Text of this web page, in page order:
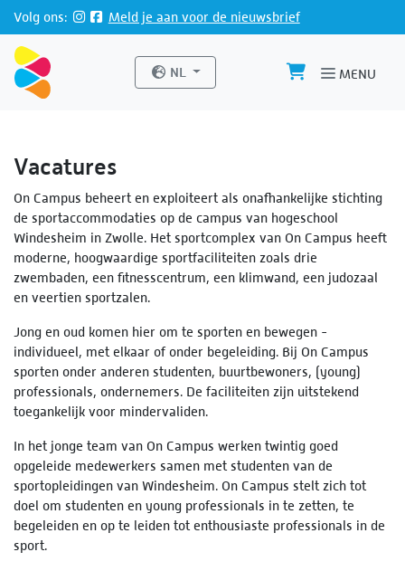
Direct naar de inhoud van de pagina
Volg ons: Meld je aan voor de nieuwsbrief
Website taal
NL MENU
Vacatures
On Campus beheert en exploiteert als onafhankelijke stichting
de sportaccommodaties op de campus van hogeschool
Windesheim in Zwolle. Het sportcomplex van On Campus heeft
moderne, hoogwaardige sportfaciliteiten zoals drie
zwembaden, een fitnesscentrum, een klimwand, een judozaal
en veertien sportzalen.
Jong en oud komen hier om te sporten en bewegen -
individueel, met elkaar of onder begeleiding. Bij On Campus
sporten onder anderen studenten, buurtbewoners, (young)
professionals, ondernemers. De faciliteiten zijn uitstekend
toegankelijk voor mindervaliden.
In het jonge team van On Campus werken twintig goed
opgeleide medewerkers samen met studenten van de
sportopleidingen van Windesheim. On Campus stelt zich tot
doel om studenten en young professionals in te zetten, te
begeleiden en op te leiden tot enthousiaste professionals in de
sport.